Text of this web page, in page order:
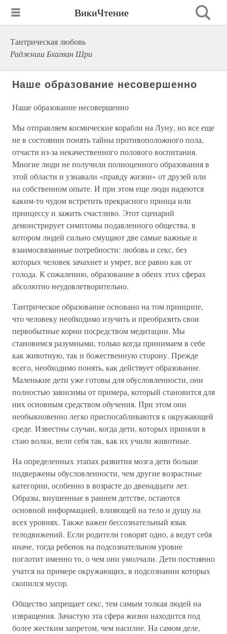
ВикиЧтение
Тантрическая любовь
Раджниш Бхагван Шри
Наше образование несовершенно
Наше образование несовершенно
Мы отправляем космические корабли на Луну, но все еще
не в состоянии понять тайны противоположного пола,
отчасти из-за некачественного полового воспитания.
Многие люди не получили полноценного образования в
этой области и узнавали «правду жизни» от друзей или
на собственном опыте. И при этом еще люди надеются
каким-то чудом встретить прекрасного принца или
принцессу и зажить счастливо. Этот сценарий
демонстрирует симптомы подавленного общества, в
котором людей сильно смущают две самые важные и
взаимосвязанные потребности: любовь и секс, без
которых человек зачахнет и умрет, все равно как от
голода. К сожалению, образование в обеих этих сферах
абсолютно неудовлетворительно.
Тантрическое образование основано на том принципе,
что человеку необходимо изучить и преобразить свои
первобытные корни посредством медитации. Мы
становимся разумными, только когда принимаем в себе
как животную, так и божественную сторону. Прежде
всего, необходимо понять, как действует образование.
Маленькие дети уже готовы для обусловленности, они
полностью зависимы от примера, который становится для
них основным средством обучения. При этом они
необыкновенно легко приспосабливаются к окружающей
среде. Известны случаи, когда дети, которых приняли в
стаю волки, вели себя так, как их учили животные.
На определенных этапах развития мозга дети больше
подвержены обусловленности, чем другие возрастные
категории, особенно в возрасте до двенадцати лет.
Образы, внушенные в раннем детстве, остаются
основной информацией, влияющей на тело и душу на
всех уровнях. Также важен бессознательный язык
телодвижений. Если родители говорят одно, а ведут себя
иначе, тогда ребенок на подсознательном уровне
поглотит именно то, о чем они умолчали. Дети постоянно
учатся на примере окружающих, в подсознании которых
скопился мусор.
Общество запрещает секс, тем самым толкая людей на
извращения. Зачастую эта сфера жизни находится под
более жестким запретом, чем насилие. На самом деле,